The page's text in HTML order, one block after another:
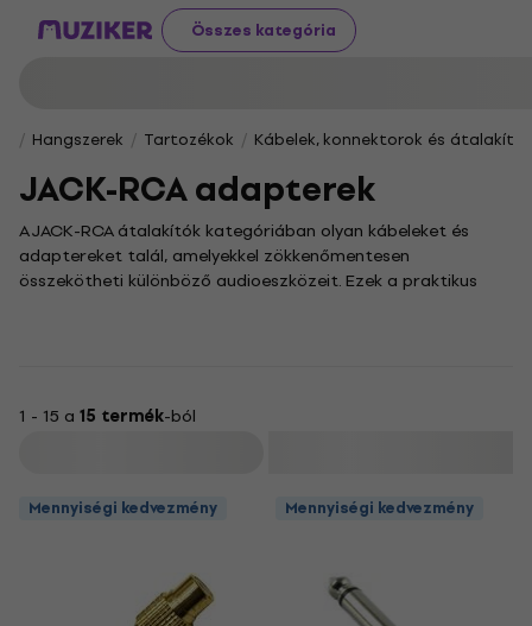
Összes kategória
Hangszerek Tartozékok Kábelek, konnektorok és átalakítók
JACK-RCA adapterek
A JACK-RCA átalakítók kategóriában olyan kábeleket és
adaptereket talál, amelyekkel zökkenőmentesen
összekötheti különböző audioeszközeit. Ezek a praktikus
világában a 3.5 mm jack csatlakozó rendkívül elterjedt.
hangrendszerekhez kapcsolja, így felszerelése szinte
1 - 15 a 15 termék-ból
Mennyiségi kedvezmény Mennyiségi kedvezmény